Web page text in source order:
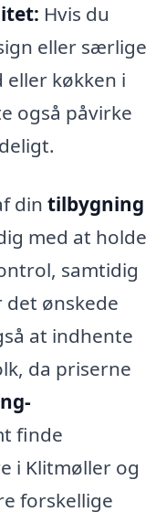
Hvis du
eller særlige
eller køkken i
også påvirke
din tilbygning
med at holde
samtidig
det ønskede
at indhente
da priserne
finde
i Klitmøller og
forskellige